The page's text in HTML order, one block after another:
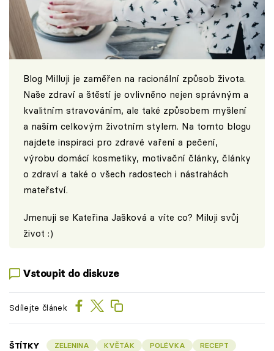
Blog Milluji je zaměřen na racionální způsob života.
Naše zdraví a štěstí je ovlivněno nejen správným a
kvalitním stravováním, ale také způsobem myšlení
a naším celkovým životním stylem. Na tomto blogu
najdete inspiraci pro zdravé vaření a pečení,
výrobu domácí kosmetiky, motivační články, články
o zdraví a také o všech radostech i nástrahách
mateřství.
Jmenuji se Kateřina Jašková a víte co? Miluji svůj
život :)
Vstoupit do diskuze
Sdílejte článek
ŠTÍTKY ZELENINA KVĚTÁK POLÉVKA
RECEPT